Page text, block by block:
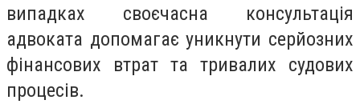
випадках своєчасна консультація
адвоката допомагає уникнути серйозних
фінансових втрат та тривалих судових
процесів.